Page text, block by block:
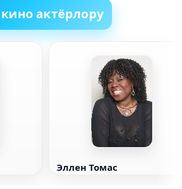
актёрлору
Эллен Томас